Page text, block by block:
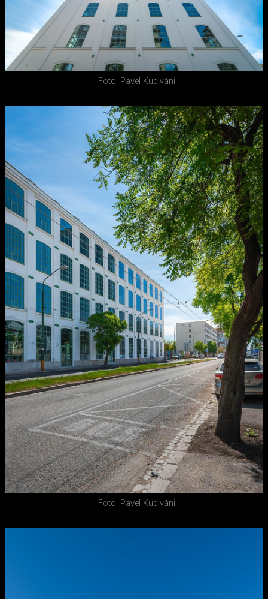
Foto: Pavel Kudiváni
Foto: Pavel Kudiváni